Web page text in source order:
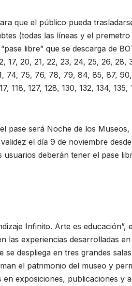
que el público pueda
(todas las líneas y el premetro
libre” que se descarga de
17, 20, 21, 22, 23, 24, 25, 26,
74, 75, 76, 78, 79, 84, 85, 87,
118, 127, 128, 130, 132, 134,
pase será Noche de los
el día 9 de noviembre
usuarios deberán tener el pase
Infinito. Arte es educación”,
las experiencias desarrolladas
despliega en tres grandes
el patrimonio del museo y
exposiciones, publicaciones y